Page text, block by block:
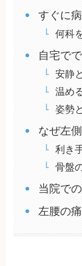
すぐに
何科
自宅で
安静
温め
姿勢
なぜ左
利き
骨盤
当院で
左腰の